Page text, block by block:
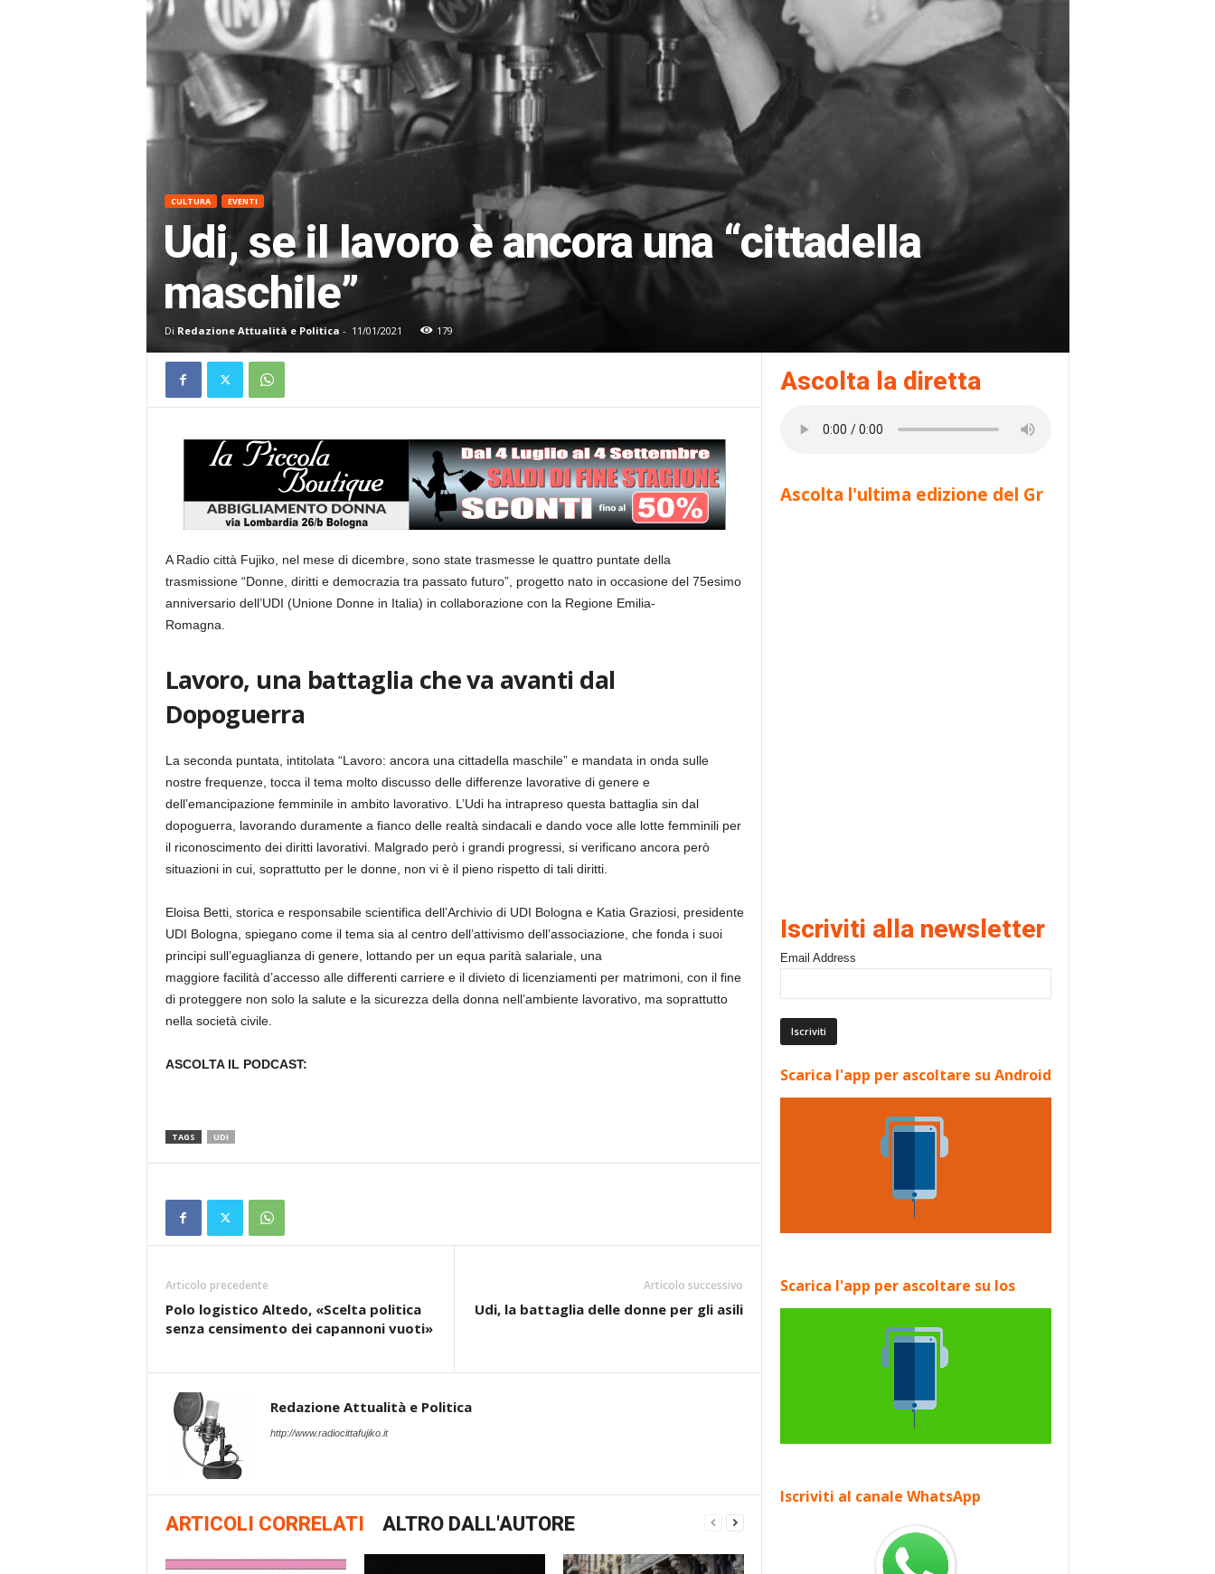
CULTURA EVENTI
Udi, se il lavoro è ancora una “cittadella
maschile”
Di Redazione Attualità e Politica - 11/01/2021 179
A Radio città Fujiko, nel mese di dicembre, sono state trasmesse le quattro puntate della
trasmissione “Donne, diritti e democrazia tra passato futuro”, progetto nato in occasione del 75esimo
anniversario dell’UDI (Unione Donne in Italia) in collaborazione con la Regione Emilia-
Romagna.
Lavoro, una battaglia che va avanti dal
Dopoguerra
La seconda puntata, intitolata “Lavoro: ancora una cittadella maschile” e mandata in onda sulle
nostre frequenze, tocca il tema molto discusso delle differenze lavorative di genere e
dell’emancipazione femminile in ambito lavorativo. L’Udi ha intrapreso questa battaglia sin dal
dopoguerra, lavorando duramente a fianco delle realtà sindacali e dando voce alle lotte femminili per
il riconoscimento dei diritti lavorativi. Malgrado però i grandi progressi, si verificano ancora però
situazioni in cui, soprattutto per le donne, non vi è il pieno rispetto di tali diritti.
Eloisa Betti, storica e responsabile scientifica dell’Archivio di UDI Bologna e Katia Graziosi, presidente
UDI Bologna, spiegano come il tema sia al centro dell’attivismo dell’associazione, che fonda i suoi
principi sull’eguaglianza di genere, lottando per un equa parità salariale, una
maggiore facilità d’accesso alle differenti carriere e il divieto di licenziamenti per matrimoni, con il fine
di proteggere non solo la salute e la sicurezza della donna nell’ambiente lavorativo, ma soprattutto
nella società civile.
ASCOLTA IL PODCAST:
TAGS UDI
Articolo precedente
Polo logistico Altedo, «Scelta politica
senza censimento dei capannoni vuoti»
Articolo successivo
Udi, la battaglia delle donne per gli asili
Redazione Attualità e Politica
http://www.radiocittafujiko.it
ARTICOLI CORRELATI ALTRO DALL'AUTORE
Ascolta la diretta
Ascolta l'ultima edizione del Gr
Iscriviti alla newsletter
Email Address
Scarica l'app per ascoltare su Android
Scarica l'app per ascoltare su Ios
Iscriviti al canale WhatsApp